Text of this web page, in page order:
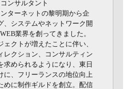
ンサルタント
ターネットの黎明期から企
、システムやネットワーク開
業界を創ってきました。
クトが増えたことに伴い、
レクション、コンサルティン
求められるようになり、東日
に、フリーランスの地位向上
めに制作ギルドを創立。配信